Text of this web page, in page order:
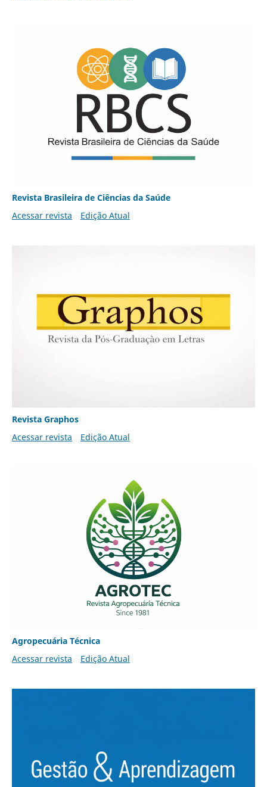
Revista Brasileira de Ciências da Saúde
Acessar revista
Edição Atual
Revista Graphos
Acessar revista
Edição Atual
Agropecuária Técnica
Acessar revista
Edição Atual